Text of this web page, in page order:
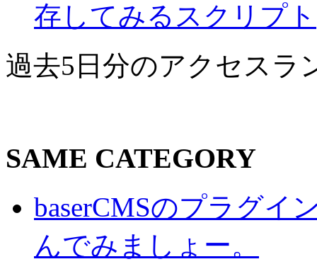
存してみるスクリプ
過去5日分のアクセスラ
SAME CATEGORY
baserCMSのプラグイ
んでみましょー。